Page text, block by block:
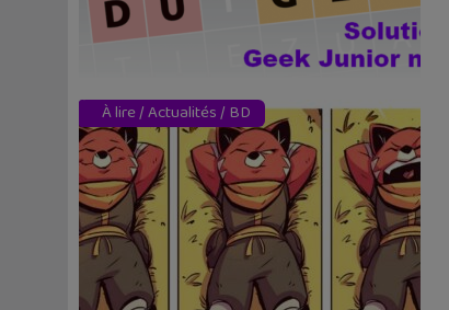
À lire/Actualités/ BD